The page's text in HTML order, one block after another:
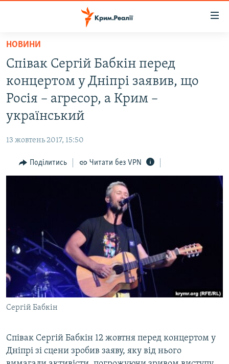
Перейти
основного
матеріалу
Перейти
до
основної
Перейти
пошуку
ВІДЕО ТА ФОТО
ПОЛІТИКА
ІНТЕРВ'Ю
ВІДЕОУРОКИ «ELIFBE»
СВІДЧЕННЯ ОКУПАЦІЇ
УКРАЇНСЬКА ПРОБЛЕМА КРИМУ
ІНФОГРАФІКА
ЯК ОБІЙТИ БЛОКУВАННЯ
Русский
Qırımtatar
ДОЛУЧАЙСЯ!
Усі сайти RFE/RL
НОВИНИ
Співак Сергій Бабкін перед
концертом у Дніпрі заявив, що
Росія – агресор, а Крим –
український
13 жовтень 2017, 15:50
Поділитись Читати без VPN
Сергій Бабкін
Співак Сергій Бабкін 12 жовтня перед концертом у
Дніпрі зі сцени зробив заяву, яку від нього